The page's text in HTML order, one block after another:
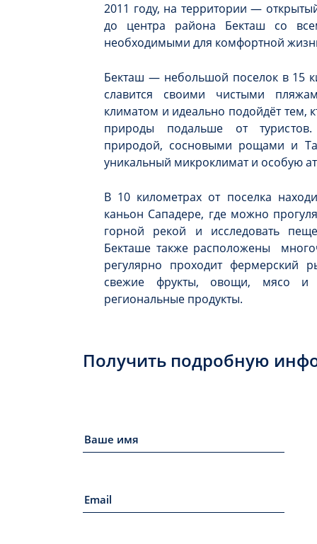
2011 году, на территории —
до центра района Бекташ со
необходимыми для комфортной
Бекташ — небольшой поселок в 15
славится своими чистыми
климатом и идеально подойдёт тем,
природы подальше от
природой, сосновыми рощами и
уникальный микроклимат и особую
В 10 километрах от поселка
каньон Сападере, где можно
горной рекой и исследовать
Бекташе также расположены
регулярно проходит фермерский
свежие фрукты, овощи, мясо
региональные продукты.
Получить подробную